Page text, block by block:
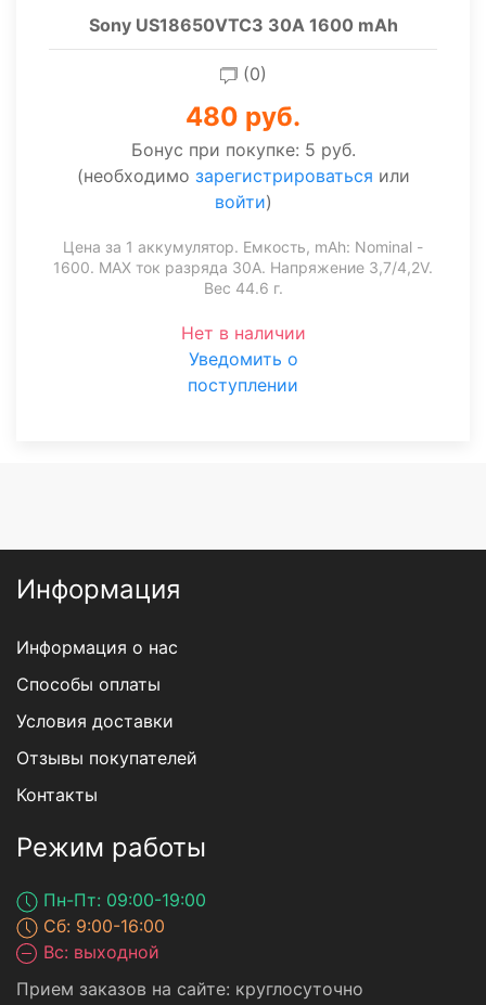
Sony US18650VTC3 30A 1600 mAh
(0)
480 руб.
Бонус при покупке: 5 руб.
(необходимо зарегистрироваться или
войти)
Цена за 1 аккумулятор. Емкость, mAh: Nominal -
1600. MAX ток разряда 30А. Напряжение 3,7/4,2V.
Вес 44.6 г.
Нет в наличии
Уведомить о
поступлении
Информация
Информация о нас
Способы оплаты
Условия доставки
Отзывы покупателей
Контакты
Режим работы
Пн-Пт: 09:00-19:00
Сб: 9:00-16:00
Вс: выходной
Прием заказов на сайте: круглосуточно